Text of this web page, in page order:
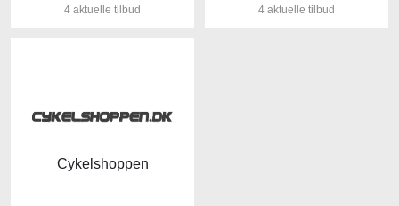
4 aktuelle tilbud 4 aktuelle tilbud
Cykelshoppen